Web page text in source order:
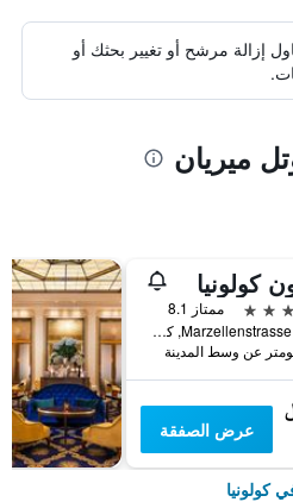
إزالة مرشح أو تغيير بحثك أو
ميريان
كولونيا
ممتاز 8.1
Marzellenstrasse 13-17, كولونيا, ولاية شمال الراين وستفاليا, ألمانيا
عرض الصفقة
كولونيا